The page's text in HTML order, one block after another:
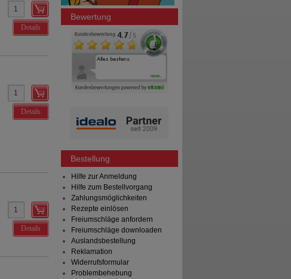
Details
Details
Details
Bewertung
Bestellung
Hilfe zur Anmeldung
Hilfe zum Bestellvorgang
Zahlungsmöglichkeiten
Rezepte einlösen
Freiumschläge anfordern
Freiumschläge downloaden
Auslandsbestellung
Reklamation
Widerrufsformular
Problembehebung